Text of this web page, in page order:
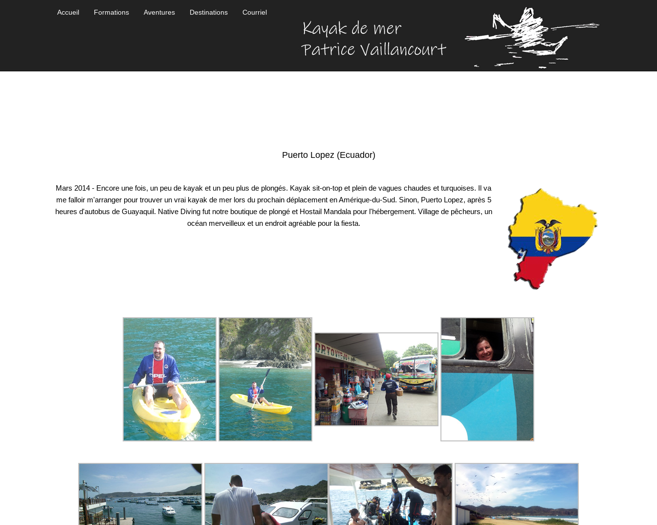
Accueil Formations Aventures Destinations Courriel
Puerto Lopez (Ecuador)
Mars 2014 - Encore une fois, un peu de kayak et un peu plus de plongés. Kayak sit-on-top et plein de vagues chaudes et turquoises. Il va
me falloir m'arranger pour trouver un vrai kayak de mer lors du prochain déplacement en Amérique-du-Sud. Sinon, Puerto Lopez, après 5
heures d'autobus de Guayaquil. Native Diving fut notre boutique de plongé et Hostail Mandala pour l'hébergement. Village de pêcheurs, un
océan merveilleux et un endroit agréable pour la fiesta.